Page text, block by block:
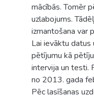
mācībās. Tomēr
uzlabojums.
izmantošana var
Lai ievāktu datus
pētījumu kā
intervija un testi.
no 2013. gada
Pēc lasīšanas